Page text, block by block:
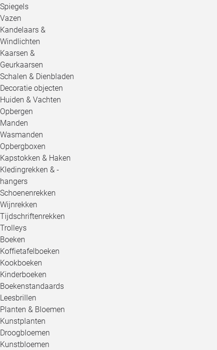
Spiegels
Vazen
Kandelaars &
Windlichten
Kaarsen &
Geurkaarsen
Schalen & Dienbladen
Decoratie objecten
Huiden & Vachten
Opbergen
Manden
Wasmanden
Opbergboxen
Kapstokken & Haken
Kledingrekken & -
hangers
Schoenenrekken
Wijnrekken
Tijdschriftenrekken
Trolleys
Boeken
Koffietafelboeken
Kookboeken
Kinderboeken
Boekenstandaards
Leesbrillen
Planten & Bloemen
Kunstplanten
Droogbloemen
Kunstbloemen